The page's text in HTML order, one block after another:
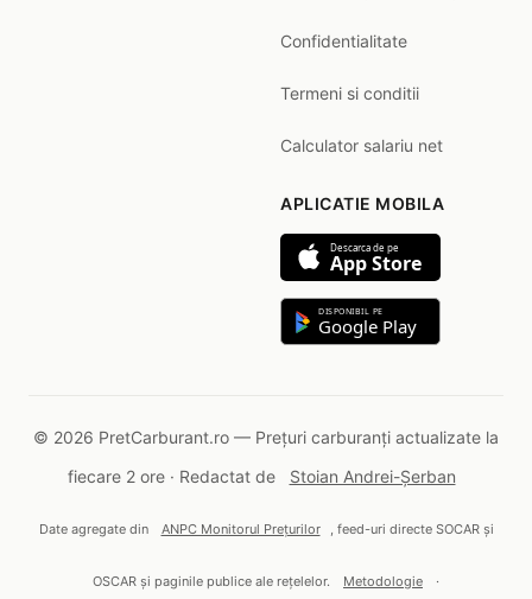
Confidentialitate
Termeni si conditii
Calculator salariu net
APLICATIE MOBILA
Descarca de pe
App Store
DISPONIBIL PE
Google Play
© 2026 PretCarburant.ro — Prețuri carburanți actualizate la
fiecare 2 ore · Redactat de
Stoian Andrei-Șerban
Date agregate din ANPC Monitorul Prețurilor , feed-uri directe SOCAR și
OSCAR și paginile publice ale rețelelor. Metodologie ·